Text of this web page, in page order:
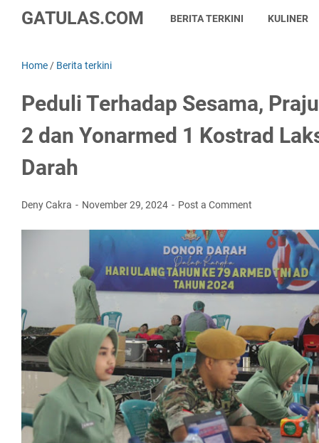
GATULAS.COM BERITA TERKINI KULINER
Home / Berita terkini
Peduli Terhadap Sesama,
2 dan Yonarmed 1 Kostrad
Darah
Deny Cakra November 29, 2024 Post a Comment